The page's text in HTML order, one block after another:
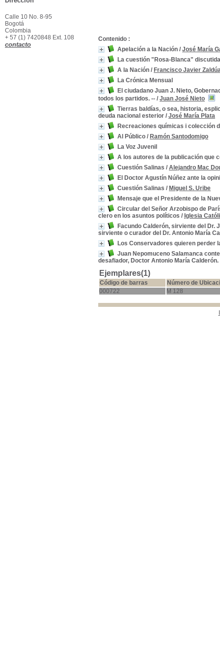
Contenido :
Apelación a la Nación / José María
La cuestión "Rosa-Blanca"
A la Nación / Francisco Javier
La Crónica Mensual
El ciudadano Juan J. Nieto,
todos los partidos. -- / Juan José Nieto
Tierras baldías, o sea, historia,
deuda nacional esterior / José María Plata
Recreaciones químicas i colección
Al Público / Ramón Santodomigo
La Voz Juvenil
A los autores de la publicación que
Cuestión Salinas / Alejandro Mac
El Doctor Agustín Núñez ante la
Cuestión Salinas / Miguel S. Uribe
Mensaje que el Presidente de la
Circular del Señor Arzobispo de
clero en los asuntos políticos / Iglesia
Facundo Calderón, sirviente del Dr.
sirviente o curador del Dr. Antonio María
Los Conservadores quieren perder
Juan Nepomuceno Salamanca
desafiador, Doctor Antonio María Calderón.
Ejemplares(1)
Código de barras
Número de
000722
M 128
Calle 10 No. 8-95
Bogotá
Colombia
+ 57 (1) 7420848 Ext. 108
contacto